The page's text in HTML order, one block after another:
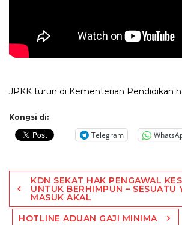
JPKK turun di Kementerian Pendidikan
Kongsi di:
Telegram
Post
navigation
KDN SEKAT HAK PENGAWAL
UNTUK BERHIMPUN – SESUATU
MASUK AKAL
HOTLINE ADUAN GAJI MINIMA